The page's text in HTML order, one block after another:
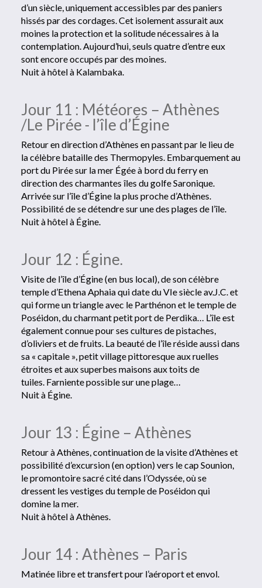
d’un siècle, uniquement accessibles par des paniers
hissés par des cordages. Cet isolement assurait aux
moines la protection et la solitude nécessaires à la
contemplation. Aujourd’hui, seuls quatre d’entre eux
sont encore occupés par des moines.
Nuit à hôtel à Kalambaka.
Jour 11 : Météores – Athènes
/Le Pirée - l’île d’Égine
Retour en direction d’Athènes en passant par le lieu de
la célèbre bataille des Thermopyles. Embarquement au
port du Pirée sur la mer Égée à bord du ferry en
direction des charmantes îles du golfe Saronique.
Arrivée sur l’île d’Égine la plus proche d’Athènes.
Possibilité de se détendre sur une des plages de l’île.
Nuit à hôtel à Égine.
Jour 12 : Égine.
Visite de l’île d’Égine (en bus local), de son célèbre
temple d’Ethena Aphaia qui date du VIe siècle av.J.C. et
qui forme un triangle avec le Parthénon et le temple de
Poséidon, du charmant petit port de Perdika… L’île est
également connue pour ses cultures de pistaches,
d’oliviers et de fruits. La beauté de l’île réside aussi dans
sa « capitale », petit village pittoresque aux ruelles
étroites et aux superbes maisons aux toits de
tuiles. Farniente possible sur une plage…
Nuit à Égine.
Jour 13 : Égine – Athènes
Retour à Athènes, continuation de la visite d’Athènes et
possibilité d’excursion (en option) vers le cap Sounion,
le promontoire sacré cité dans l’Odyssée, où se
dressent les vestiges du temple de Poséidon qui
domine la mer.
Nuit à hôtel à Athènes.
Jour 14 : Athènes – Paris
Matinée libre et transfert pour l’aéroport et envol.